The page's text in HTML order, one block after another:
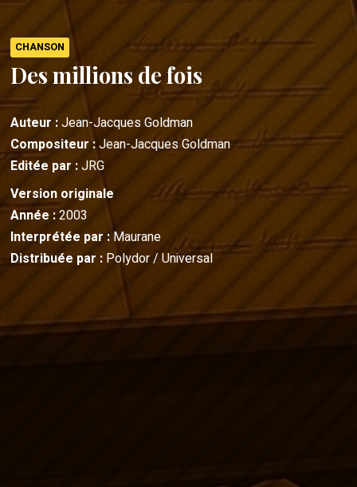
CHANSON
Des millions de fois
Auteur :Jean-Jacques Goldman
Compositeur :Jean-Jacques Goldman
Editée par :JRG
Version originale
Année :2003
Interprétée par :Maurane
Distribuée par :Polydor / Universal